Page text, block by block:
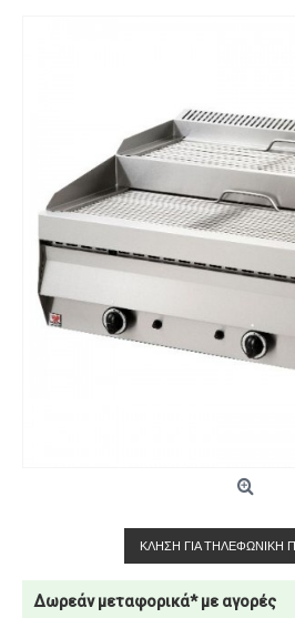
ΚΛΉΣΗ ΓΙΑ ΤΗΛΕΦΩΝΙΚΉ
Δωρεάν μεταφορικά* με αγορές